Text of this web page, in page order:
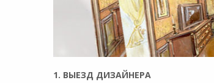
1. ВЫЕЗД ДИЗАЙНЕРА